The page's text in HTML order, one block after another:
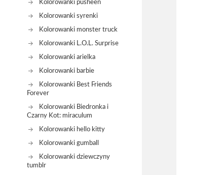
Kolorowanki pusheen
Kolorowanki syrenki
Kolorowanki monster truck
Kolorowanki L.O.L. Surprise
Kolorowanki arielka
Kolorowanki barbie
Kolorowanki Best Friends
Forever
Kolorowanki Biedronka i
Czarny Kot: miraculum
Kolorowanki hello kitty
Kolorowanki gumball
Kolorowanki dziewczyny
tumblr